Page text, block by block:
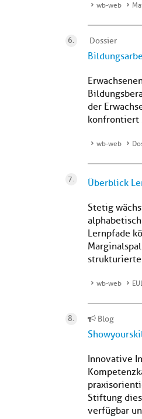
wb-web
Dossier
der
konfrontiert
wb-web
Überblick
Stetig
Lernpfade
wb-web
Blog
Innovative
Stiftung
verfügbar